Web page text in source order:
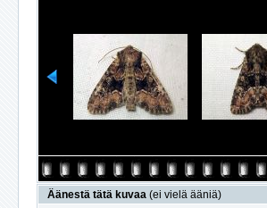
Äänestä tätä kuvaa (ei vielä ääniä)